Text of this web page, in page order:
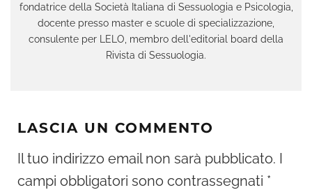
fondatrice della Società Italiana di Sessuologia e Psicologia,
docente presso master e scuole di specializzazione,
consulente per LELO, membro dell'editorial board della
Rivista di Sessuologia.
LASCIA UN COMMENTO
Il tuo indirizzo email non sarà pubblicato. I
campi obbligatori sono contrassegnati *